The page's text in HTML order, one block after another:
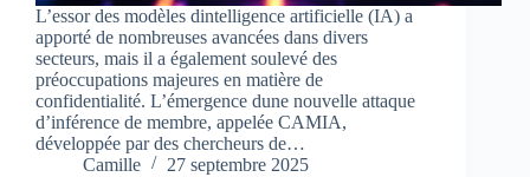
L’essor des modèles dintelligence artificielle (IA) a
apporté de nombreuses avancées dans divers
secteurs, mais il a également soulevé des
préoccupations majeures en matière de
confidentialité. L’émergence dune nouvelle attaque
d’inférence de membre, appelée CAMIA,
développée par des chercheurs de…
Camille
27 septembre 2025